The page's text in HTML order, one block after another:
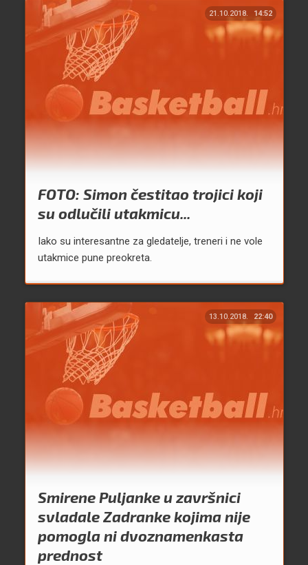
21.10.2018. 14:52
FOTO: Simon čestitao trojici koji
su odlučili utakmicu...
Iako su interesantne za gledatelje, treneri i ne vole
utakmice pune preokreta.
13.10.2018. 22:40
Smirene Puljanke u završnici
svladale Zadranke kojima nije
pomogla ni dvoznamenkasta
prednost